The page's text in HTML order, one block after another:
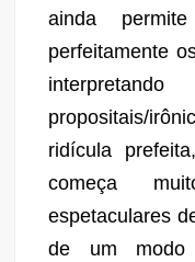
ainda
perfeitamente
propositais/
ridícula
começa
espetaculares
de um modo